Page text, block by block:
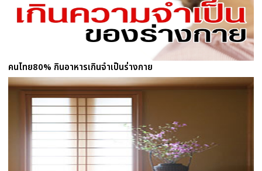
คนไทย80% กินอาหารเกินจำเป็นร่างกาย